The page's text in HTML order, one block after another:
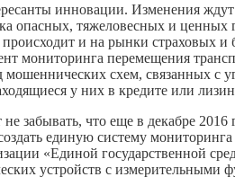
инновации. Изменения
опасных, тяжеловесных и
происходит и на рынки страховых
мониторинга перемещения
мошеннических схем, связанных с
у них в кредите или
забывать, что еще в декабре 2016
единую систему мониторинга
«Единой государственной
устройств с